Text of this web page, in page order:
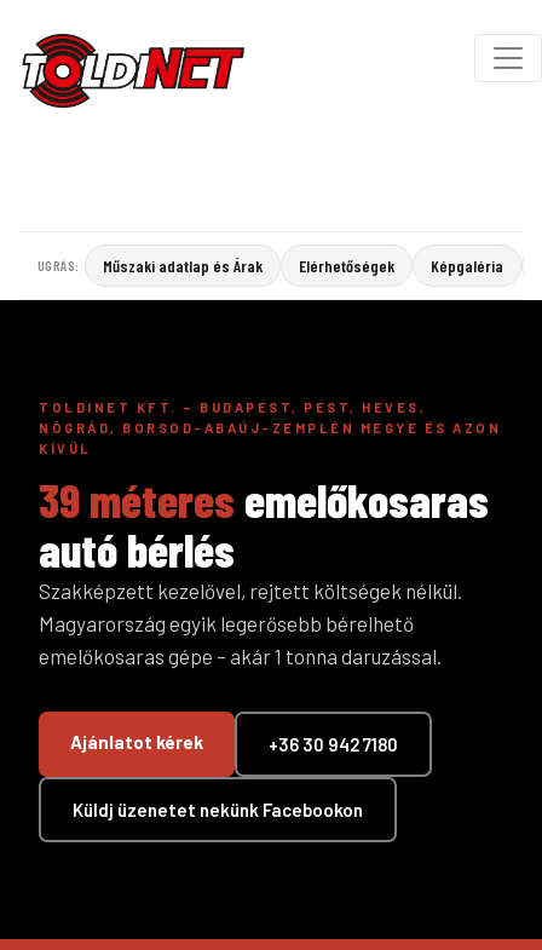
UGRÁS: Műszaki adatlap és Árak Elérhetőségek Képgaléria
TOLDINET KFT. – BUDAPEST, PEST, HEVES,
NÓGRÁD, BORSOD-ABAÚJ-ZEMPLÉN MEGYE ÉS AZON
KÍVÜL
39 méteres emelőkosaras
autó bérlés
Szakképzett kezelővel, rejtett költségek nélkül.
Magyarország egyik legerősebb bérelhető
emelőkosaras gépe – akár 1 tonna daruzással.
Ajánlatot kérek +36 30 942 7180
Küldj üzenetet nekünk Facebookon